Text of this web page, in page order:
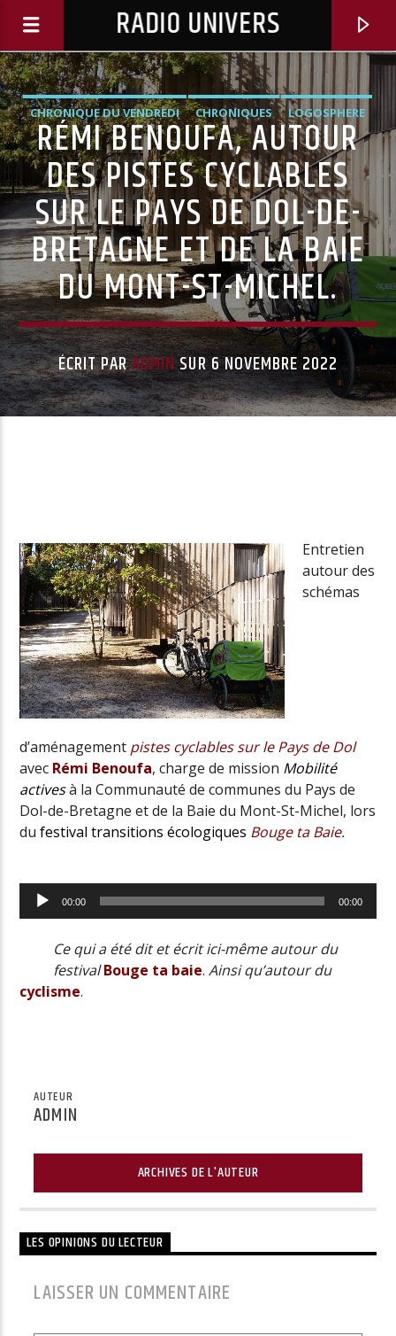
RADIO UNIVERS
Titre diffusé :
CHRONIQUE DU VENDREDI CHRONIQUES LOGOSPHERE
RÉMI BENOUFA, AUTOUR
DES PISTES CYCLABLES
SUR LE PAYS DE DOL-DE-
BRETAGNE ET DE LA BAIE
DU MONT-ST-MICHEL.
ÉCRIT PARADMINSUR 6 NOVEMBRE 2022
Entretien
autour des
schémas
d’aménagement pistes cyclables sur le Pays de Dol
avec Rémi Benoufa, charge de mission Mobilité
activesà la Communauté de communes du Pays de
Dol-de-Bretagne et de la Baie du Mont-St-Michel, lors
du festival transitions écologiques Bouge ta Baie.
Lecteur
audio
00:00 00:00
Ce qui a été dit et écrit ici-même autour du
festival Bouge ta baie.Ainsi qu’autour du
cyclisme.
AUTEUR
ADMIN
ARCHIVES DE L'AUTEUR
LES OPINIONS DU LECTEUR
LAISSER UN COMMENTAIRE